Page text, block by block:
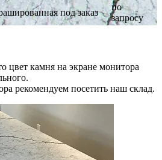
под заказ
по
запросу
цвет камня на экране монитора
рекомендуем посетить наш склад.